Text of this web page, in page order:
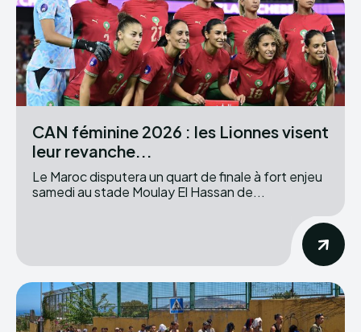
CAN féminine 2026 : les Lionnes visent
leur revanche...
Le Maroc disputera un quart de finale à fort enjeu
samedi au stade Moulay El Hassan de...